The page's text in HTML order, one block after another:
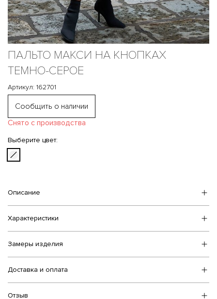
ПАЛЬТО МАКСИ НА КНОПКАХ
ТЕМНО-СЕРОЕ
Артикул: 162701
Сообщить о наличии
Снято с производства
Выберите цвет:
Описание
Характеристики
Замеры изделия
Доставка и оплата
Отзыв